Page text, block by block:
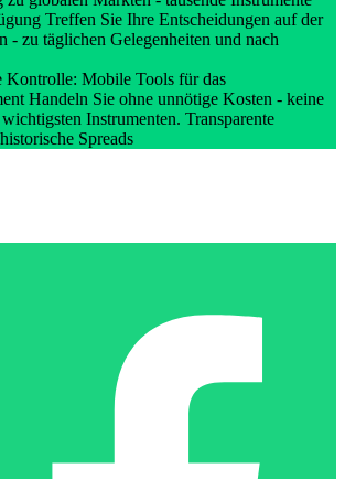
Treffen Sie Ihre Entscheidungen auf der
- zu täglichen Gelegenheiten und nach
Kontrolle: Mobile Tools für das
Handeln Sie ohne unnötige Kosten - keine
Instrumenten. Transparente
Spreads